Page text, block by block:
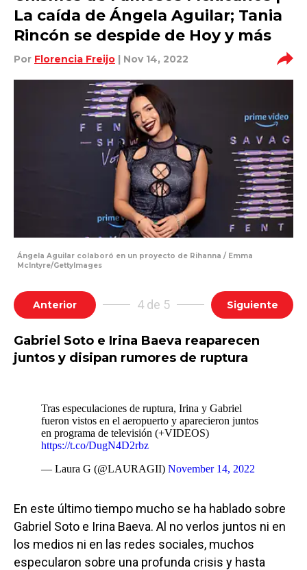
La caída de Ángela Aguilar; Tania
Rincón se despide de Hoy y más
Por Florencia Freijo | Nov 14, 2022
Ángela Aguilar colaboró en un proyecto de Rihanna / Emma
McIntyre/GettyImages
Anterior 4 de 5 Siguiente
Gabriel Soto e Irina Baeva reaparecen
juntos y disipan rumores de ruptura
Tras especulaciones de ruptura, Irina y Gabriel
fueron vistos en el aeropuerto y aparecieron juntos
en programa de televisión (+VIDEOS)
https://t.co/DugN4D2rbz
— Laura G (@LAURAGII) November 14, 2022
En este último tiempo mucho se ha hablado sobre
Gabriel Soto e Irina Baeva. Al no verlos juntos ni en
los medios ni en las redes sociales, muchos
especularon sobre una profunda crisis y hasta